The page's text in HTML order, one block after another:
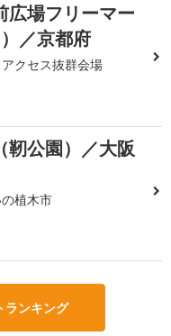
広場フリーマー
／京都府
クセス抜群会場
靭公園）／大阪
植木市
ランキング